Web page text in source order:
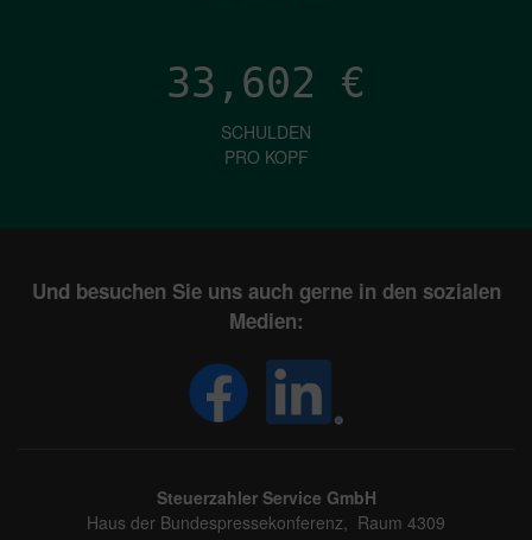
33,602 €
SCHULDEN
PRO KOPF
Und besuchen Sie uns auch gerne in den sozialen
Medien:
Steuerzahler Service GmbH
Haus der Bundespressekonferenz, Raum 4309